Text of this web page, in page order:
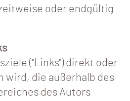
oder endgültig
("Links") direkt oder
wird, die außerhalb des
des Autors